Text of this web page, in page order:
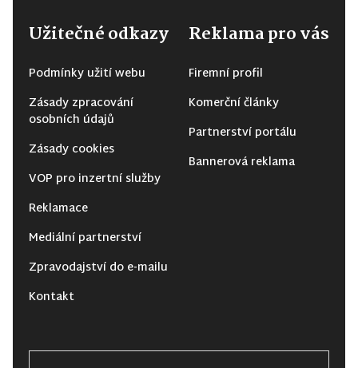
Užitečné odkazy
Podmínky užití webu
Zásady zpracování
osobních údajů
Zásady cookies
VOP pro inzertní služby
Reklamace
Mediální partnerství
Zpravodajství do e-mailu
Kontakt
Reklama pro vás
Firemní profil
Komerční články
Partnerství portálu
Bannerová reklama